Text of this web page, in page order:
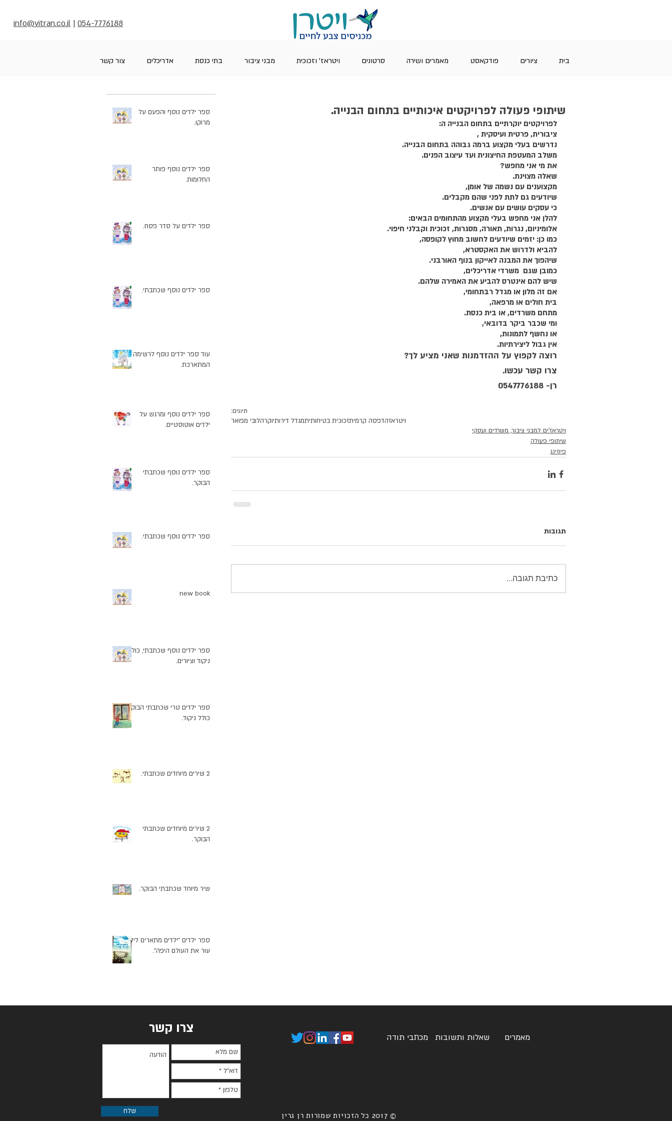
info@vitran.co.il | 054-7776188
בית ציורים פודקאסט מאמרים ושירה סרטונים ויטראז' וזכוכית מבני ציבור בתי כנסת אדריכלים צור קשר
ספר ילדים נוסף והפעם על
מרוקו.
ספר ילדים נוסף פותר
החלומות.
ספר ילדים על סדר פסח.
ספר ילדים נוסף שכתבתי.
עוד ספר ילדים נוסף לרשימה
המתארכת.
ספר ילדים נוסף ומרגש על
ילדים אוטוסטיים.
ספר ילדים נוסף שכתבתי
הבוקר.
ספר ילדים נוסף שכתבתי.
new book
ספר ילדים נוסף שכתבתי, כולל
ניקוד וציורים.
ספר ילדים טרי שכתבתי הבוקר
כולל ניקוד.
2 שירים מיוחדים שכתבתי.
2 שירים מיוחדים שכתבתי
הבוקר.
שיר מיוחד שכתבתי הבוקר.
ספר ילדים "ילדים מתארים לילד
עור את העולם היפה".
שיתופי פעולה לפרויקטים איכותיים בתחום הבנייה.
לפרויקטים יוקרתיים בתחום הבנייה ה:
ציבורית, פרטית ועיסקית ,
נדרשים בעלי מקצוע ברמה גבוהה בתחום הבנייה.
משלב המעטפת החיצונית ועד עיצוב הפנים.
את מי אני מחפש?
שאלה מצוינת.
מקצוענים עם נשמה של אומן,
שיודעים גם לתת לפני שהם מקבלים.
כי עסקים עושים עם אנשים.
להלן אני מחפש בעלי מקצוע מהתחומים הבאים:
אלומיניום, נגרות, תאורה, מסגרות, זכוכית וקבלני חיפוי.
כמו כן: יזמים שיודעים לחשוב מחוץ לקופסה,
להביא ולדרוש את האקסטרא,
שיהפוך את המבנה לאייקון בנוף האורבני.
כמובן שגם  משרדי אדריכלים,
שיש להם אינטרס להביע את האמירה שלהם.
אם זה מלון או מגדל רבתחומי,
בית חולים או מרפאה,
מתחם משרדים, או בית כנסת.
ומי שכבר ביקר בדובאי,
או נחשף לתמונות,
אין גבול ליצירתיות.
רוצה לקפוץ על ההזדמנות שאני מציע לך?
צרו קשר עכשו.
רן- 0547776188
תיוגים:
ויטראזהדפסה קרמיתזכוכית בטיחותיתמגדל דירותיוקרהלובי מפואר
ויטראז'ים למבני ציבור, משרדים ועסקי
שיתופי פעולה
פיוזינג
תגובות
כתיבת תגובה...
צרו קשר
מכתבי תודה שאלות ותשובות מאמרים
שלח
© 2017 כל הזכויות שמורות רן גרין